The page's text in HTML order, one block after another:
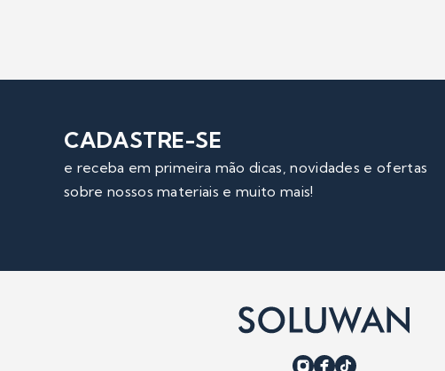
CADASTRE-SE
e receba em primeira mão dicas, novidades e ofertas
sobre nossos materiais e muito mais!